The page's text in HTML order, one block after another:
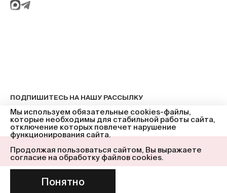
ПОДПИШИТЕСЬ НА НАШУ РАССЫЛКУ
ПОДПИСАТЬСЯ
© ANNUKO 2025
Мы используем обязательные cookies-файлы,
которые необходимы для стабильной работы сайта,
отключение которых повлечет нарушение
функционирования сайта.
Продолжая пользоваться сайтом, Вы выражаете
согласие на обработку файлов cookies.
Понятно